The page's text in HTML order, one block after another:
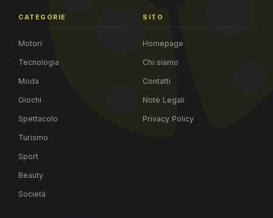
CATEGORIE
Motori
Tecnologia
Moda
Giochi
Spettacolo
Turismo
Sport
Beauty
Società
SITO
Homepage
Chi siamo
Contatti
Note Legali
Privacy Policy